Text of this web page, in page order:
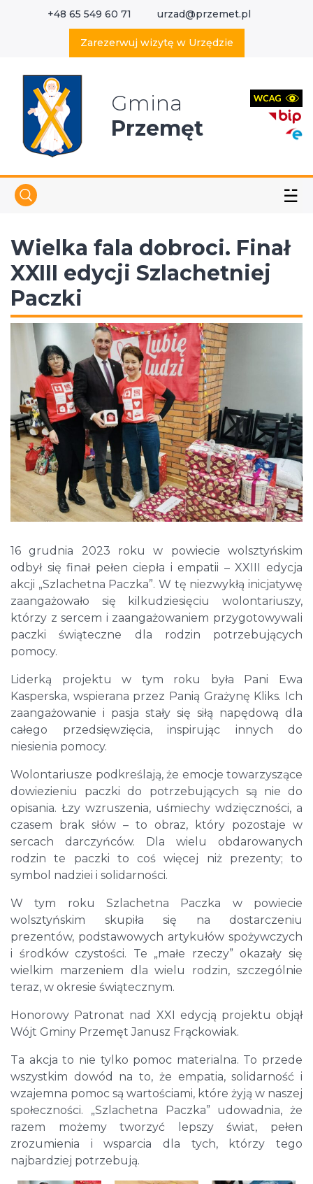
+48 65 549 60 71 urzad@przemet.pl
Zarezerwuj wizytę w Urzędzie
Gmina
Przemęt
☱
Wielka fala dobroci. Finał
XXIII edycji Szlachetniej
Paczki
16 grudnia 2023 roku w powiecie wolsztyńskim
odbył się finał pełen ciepła i empatii – XXIII edycja
akcji „Szlachetna Paczka”. W tę niezwykłą inicjatywę
zaangażowało się kilkudziesięciu wolontariuszy,
którzy z sercem i zaangażowaniem przygotowywali
paczki świąteczne dla rodzin potrzebujących
pomocy.
Liderką projektu w tym roku była Pani Ewa
Kasperska, wspierana przez Panią Grażynę Kliks. Ich
zaangażowanie i pasja stały się siłą napędową dla
całego przedsięwzięcia, inspirując innych do
niesienia pomocy.
Wolontariusze podkreślają, że emocje towarzyszące
dowiezieniu paczki do potrzebujących są nie do
opisania. Łzy wzruszenia, uśmiechy wdzięczności, a
czasem brak słów – to obraz, który pozostaje w
sercach darczyńców. Dla wielu obdarowanych
rodzin te paczki to coś więcej niż prezenty; to
symbol nadziei i solidarności.
W tym roku Szlachetna Paczka w powiecie
wolsztyńskim skupiła się na dostarczeniu
prezentów, podstawowych artykułów spożywczych
i środków czystości. Te „małe rzeczy” okazały się
wielkim marzeniem dla wielu rodzin, szczególnie
teraz, w okresie świątecznym.
Honorowy Patronat nad XXI edycją projektu objął
Wójt Gminy Przemęt Janusz Frąckowiak.
Ta akcja to nie tylko pomoc materialna. To przede
wszystkim dowód na to, że empatia, solidarność i
wzajemna pomoc są wartościami, które żyją w naszej
społeczności. „Szlachetna Paczka” udowadnia, że
razem możemy tworzyć lepszy świat, pełen
zrozumienia i wsparcia dla tych, którzy tego
najbardziej potrzebują.
Wyszukaj w serwisie